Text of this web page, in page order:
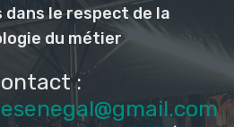
dans le respect de la
du métier
: